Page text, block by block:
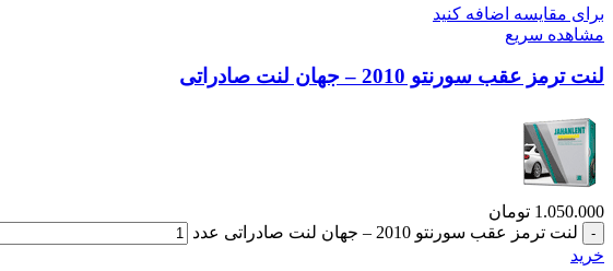
برای مقایسه اضافه کنید
مشاهده سریع
لنت ترمز عقب سورنتو 2010 – جهان لنت صادراتی
1.050.000 تومان
لنت ترمز عقب سورنتو 2010 – جهان لنت صادراتی عدد
خرید